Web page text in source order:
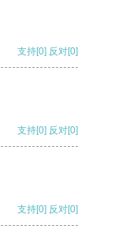
支持[0] 反对[0]
支持[0] 反对[0]
支持[0] 反对[0]